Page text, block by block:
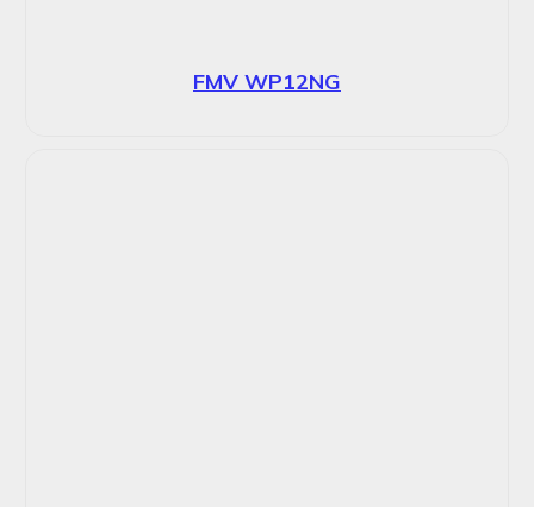
FMV WP12NG